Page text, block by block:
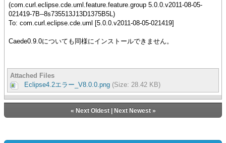
(com.curl.eclipse.cde.uml.feature.feature.group 5.0.0.v2011-08-05-
021419-7B--8s735513J13D1375B5L)
To: com.curl.eclipse.cde.uml [5.0.0.v2011-08-05-021419]
Caede0.9.0についても同様にインストールできません。
Attached Files
Eclipse4.2エラー_V8.0.0.png (Size: 28.42 KB)
« Next Oldest| Next Newest»